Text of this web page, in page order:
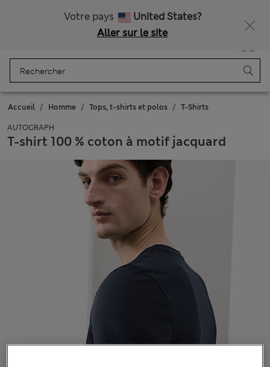
Votre pays
United States?
Aller sur le site
Panier
Accueil Homme Tops, t-shirts et polos T-Shirts
AUTOGRAPH
T-shirt 100 % coton à motif jacquard